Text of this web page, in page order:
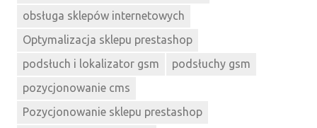
obsługa sklepów internetowych
Optymalizacja sklepu prestashop
podsłuch i lokalizator gsm
podsłuchy gsm
pozycjonowanie cms
Pozycjonowanie sklepu prestashop